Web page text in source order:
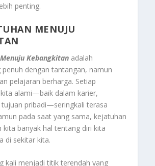
penting.
MENUJU
Kebangkitan adalah
penuh dengan tantangan, namun
pelajaran berharga. Setiap
alami—baik dalam karier,
tujuan pribadi—seringkali terasa
pada saat yang sama, kejatuhan
kita banyak hal tentang diri kita
di sekitar kita.
kali menjadi titik terendah yang